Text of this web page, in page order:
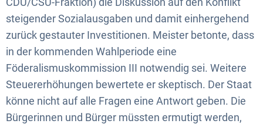
steigender Sozialausgaben und damit einhergehend
zurück gestauter Investitionen. Meister betonte, dass
in der kommenden Wahlperiode eine
Föderalismuskommission III notwendig sei. Weitere
Steuererhöhungen bewertete er skeptisch. Der Staat
könne nicht auf alle Fragen eine Antwort geben. Die
Bürgerinnen und Bürger müssten ermutigt werden,